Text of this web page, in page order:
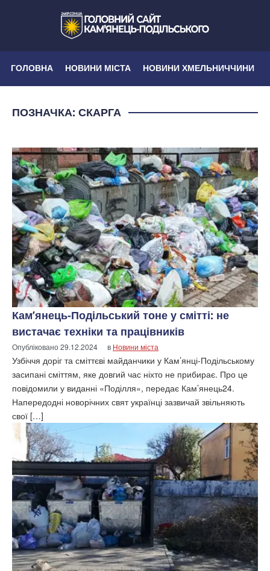
ГОЛОВНА НОВИНИ МІСТА НОВИНИ ХМЕЛЬНИЧЧИНИ
ПОЗНАЧКА: СКАРГА
Кам’янець-Подільський тоне у смітті: не
вистачає техніки та працівників
Опубліковано29.12.2024 в Новини міста
Узбіччя доріг та сміттєві майданчики у Кам’янці-Подільському
засипані сміттям, яке довгий час ніхто не прибирає. Про це
повідомили у виданні «Поділля», передає Кам’янець24.
Напередодні новорічних свят українці зазвичай звільняють
свої […]